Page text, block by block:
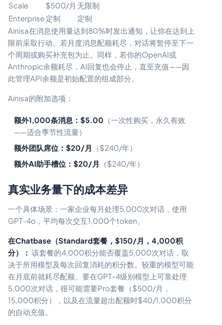
Scale
$500/月 无限制
Enterprise定制
定制
Ainisa在消息使用量达到80%时发出通知，让你在达到上
限前采取行动。若月度消息配额耗尽，对话将暂停至下一
个周期或购买补充包为止。同样，若你的OpenAI或
Anthropic余额耗尽，AI回复也会停止，直至充值——因
此管理API余额是初始配置的组成部分。
Ainisa的附加选项：
额外1,000条消息：$5.00 （一次性购买，永久有效
——适合季节性流量）
额外团队席位：$20/月 （$240/年）
额外AI助手槽位：$20/月 （$240/年）
真实业务量下的成本差异
一个具体场景：一家企业每月处理5,000次对话，使用
GPT-4o，平均每次交互1,000个token。
在Chatbase（Standard套餐，$150/月，4,000积
分）： 该套餐的4,000积分能否覆盖5,000次对话，取
决于所用模型及每次回复消耗的积分数。较重的模型可能
在月底前就耗尽配额。要在GPT-4级别模型上可靠处理
5,000次对话，很可能需要Pro套餐（$500/月，
15,000积分），以及在流量超出配额时$40/1,000积分
的自动充值。